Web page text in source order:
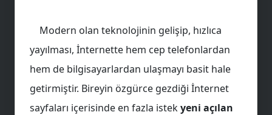
Modern olan teknolojinin gelişip, hızlıca
yayılması, İnternette hem cep telefonlardan
hem de bilgisayarlardan ulaşmayı basit hale
getirmiştir. Bireyin özgürce gezdiği İnternet
sayfaları içerisinde en fazla istekyeni açılan